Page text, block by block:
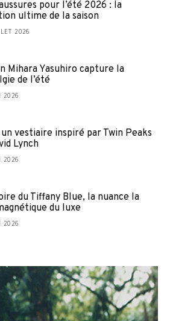
pour l’été 2026 : la
ultime de la saison
2026
Mihara Yasuhiro capture la
de l’été
2026
un vestiaire inspiré par Twin Peaks
Lynch
2026
du Tiffany Blue, la nuance la
du luxe
2026